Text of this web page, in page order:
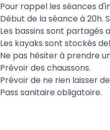
Pour rappel les séances
Début de la séance à 20h.
Les bassins sont partagés
Les kayaks sont stockés
Ne pas hésiter à prendre
Prévoir des chaussons.
Prévoir de ne rien laisser
Pass sanitaire obligatoire.